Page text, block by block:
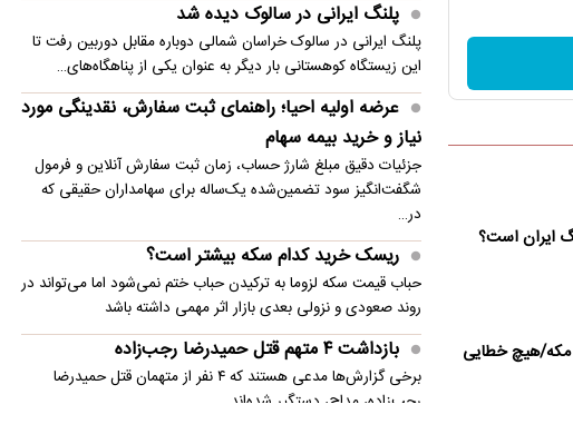
ایران است؟
مکه/هیچ خطایی
پلنگ ایرانی در سالوک دیده شد
پلنگ ایرانی در سالوک خراسان شمالی دوباره مقابل دوربین رفت تا
این زیستگاه کوهستانی بار دیگر به عنوان یکی از پناهگاه‌های…
عرضه اولیه احیا؛ راهنمای ثبت سفارش، نقدینگی مورد
نیاز و خرید بیمه سهام
جزئیات دقیق مبلغ شارژ حساب، زمان ثبت سفارش آنلاین و فرمول
شگفت‌انگیز سود تضمین‌شده یک‌ساله برای سهامداران حقیقی که
در…
ریسک خرید کدام سکه بیشتر است؟
حباب قیمت سکه لزوما به ترکیدن حباب ختم نمی‌شود اما می‌تواند در
روند صعودی و نزولی بعدی بازار اثر مهمی داشته باشد
بازداشت ۴ متهم قتل حمیدرضا رجب‌زاده
برخی گزارش‌ها مدعی هستند که ۴ نفر از متهمان قتل حمیدرضا
رجب‌زاده، مداح، دستگیر شده‌اند.